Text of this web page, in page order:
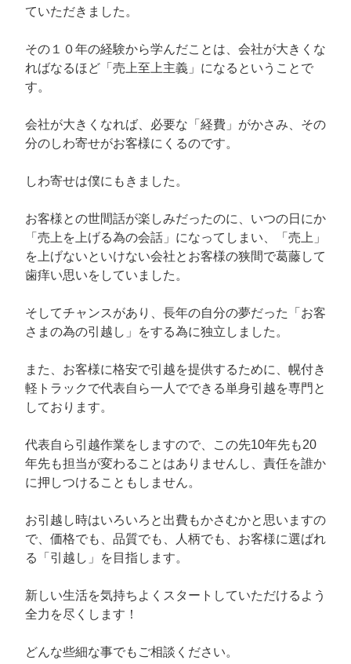
ていただきました。
その１０年の経験から学んだことは、会社が大きくな
ればなるほど「売上至上主義」になるということで
す。
会社が大きくなれば、必要な「経費」がかさみ、その
分のしわ寄せがお客様にくるのです。
しわ寄せは僕にもきました。
お客様との世間話が楽しみだったのに、いつの日にか
「売上を上げる為の会話」になってしまい、「売上」
を上げないといけない会社とお客様の狭間で葛藤して
歯痒い思いをしていました。
そしてチャンスがあり、長年の自分の夢だった「お客
さまの為の引越し」をする為に独立しました。
また、お客様に格安で引越を提供するために、幌付き
軽トラックで代表自ら一人でできる単身引越を専門と
しております。
代表自ら引越作業をしますので、この先10年先も20
年先も担当が変わることはありませんし、責任を誰か
に押しつけることもしません。
お引越し時はいろいろと出費もかさむかと思いますの
で、価格でも、品質でも、人柄でも、お客様に選ばれ
る「引越し」を目指します。
新しい生活を気持ちよくスタートしていただけるよう
全力を尽くします！
どんな些細な事でもご相談ください。